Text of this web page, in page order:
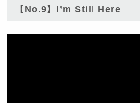
【No.9】I’m Still Here